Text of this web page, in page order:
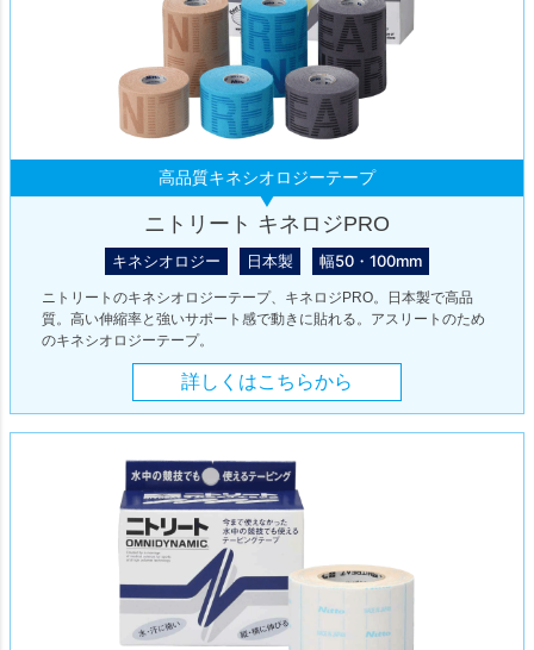
高品質キネシオロジーテープ
ニトリート キネロジPRO
キネシオロジー 日本製 幅50・100mm
ニトリートのキネシオロジーテープ、キネロジPRO。日本製で高品
質。高い伸縮率と強いサポート感で動きに貼れる。アスリートのため
のキネシオロジーテープ。
詳しくはこちらから